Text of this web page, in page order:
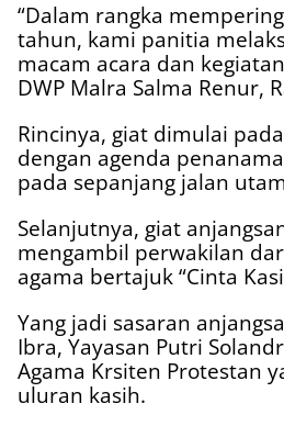
“Dalam rangka
tahun, kami panitia
macam acara dan
DWP Malra Salma Renur,
Rincinya, giat dimulai
dengan agenda
pada sepanjang jalan
Selanjutnya, giat
mengambil perwakilan
agama bertajuk “Cinta
Yang jadi sasaran
Ibra, Yayasan Putri
Agama Krsiten Protestan
uluran kasih.